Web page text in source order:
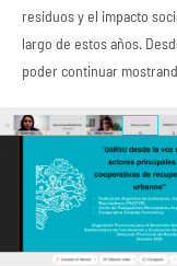
residuos y el impacto
largo de estos años.
poder continuar